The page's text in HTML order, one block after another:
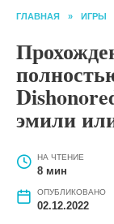
ГЛАВНАЯ » ИГРЫ
эмили
НА ЧТЕНИЕ
8 мин
ОПУБЛИКОВАНО
02.12.2022